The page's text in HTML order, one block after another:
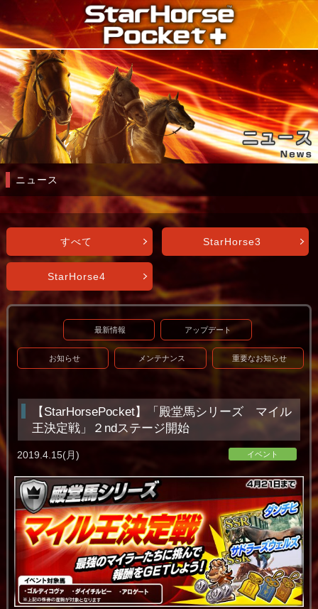
ニュース
すべて StarHorse3
StarHorse4
最新情報 アップデート
お知らせ メンテナンス 重要なお知らせ
【StarHorsePocket】「殿堂馬シリーズ マイル
王決定戦」２ndステージ開始
イベント
2019.4.15(月)